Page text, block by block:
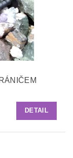
DETAIL